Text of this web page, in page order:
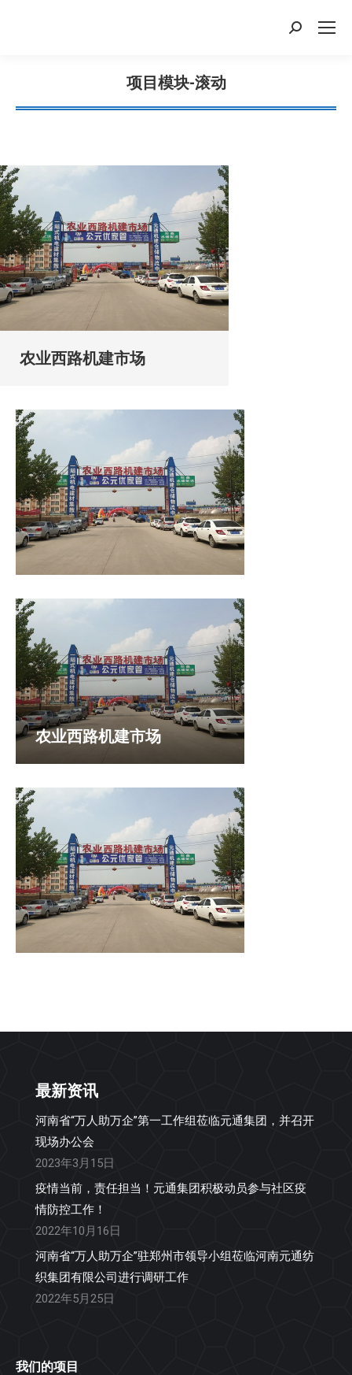
搜
项目模块-滚动
您在这里：
农业西路机建市场
农业西路机建市场
最新资讯
河南省“万人助万企”第一工作组莅临元通集团，并召开
现场办公会
2023年3月15日
疫情当前，责任担当！元通集团积极动员参与社区疫
情防控工作！
2022年10月16日
河南省“万人助万企”驻郑州市领导小组莅临河南元通纺
织集团有限公司进行调研工作
2022年5月25日
我们的项目